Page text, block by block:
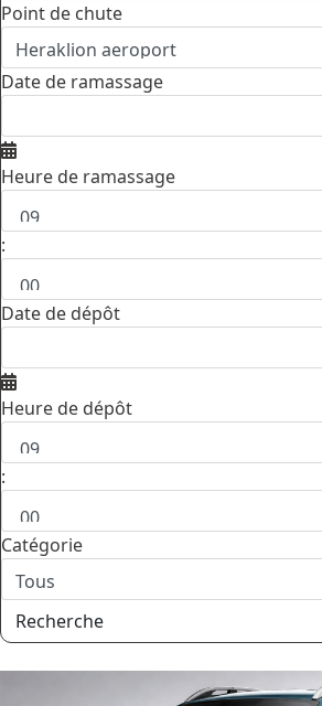
Point de chute
Date de ramassage
Heure de ramassage
:
Date de dépôt
Heure de dépôt
:
Catégorie
Recherche